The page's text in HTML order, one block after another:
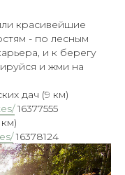
красивейшие
- по лесным
и к берегу
и жми на
дач (9 км)
16377555
16378124